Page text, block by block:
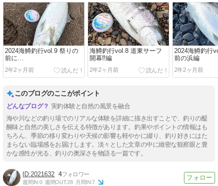
2024海鱒釣行vol.9 祭りの
前に…
2年2ヶ月前
海鱒釣行vol.8 道東サーフ
開幕⁉️編
2年2ヶ月前
2024海鱒釣行
前の浜編
2年2ヶ月前
このブログのここがポイント
実釣体験と自然の風景を融合
海や川などの釣り場でのリアルな体験を詳細に描き出すことで、釣りの醍
醐味と自然の美しさを伝える特徴があります。釣果やポイントの情報はも
ちろん、季節の移り変わりや天候の影響も軽やかに綴り、釣り好きにはた
まらない臨場感をお届けします。淡々とした文章の中に緻密な観察眼と豊
かな感性が光る、釣りの奥深さを物語る一篇です。
2021632 4
週間IN:0 週間OUT:28 月間IN:7